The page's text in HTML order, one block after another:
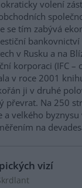
volení
se tím zabývá
v Rusku a na
korporaci (IFC –
v roce 2001
ji v druhé
převrat. Na 250
velkého
na
vizí